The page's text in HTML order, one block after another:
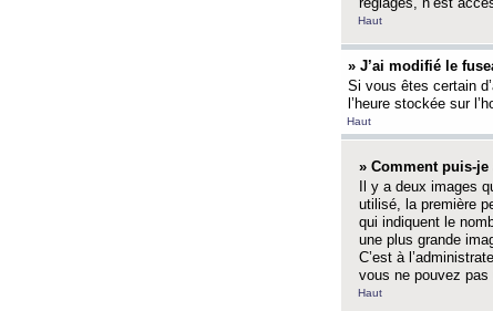
Haut
» J’ai modifié le
Si vous êtes certain
l’heure stockée sur
Haut
» Comment puis-
Il y a deux images
utilisé, la première
qui indiquent le
une plus grande
C’est à
vous ne pouvez pas
Haut